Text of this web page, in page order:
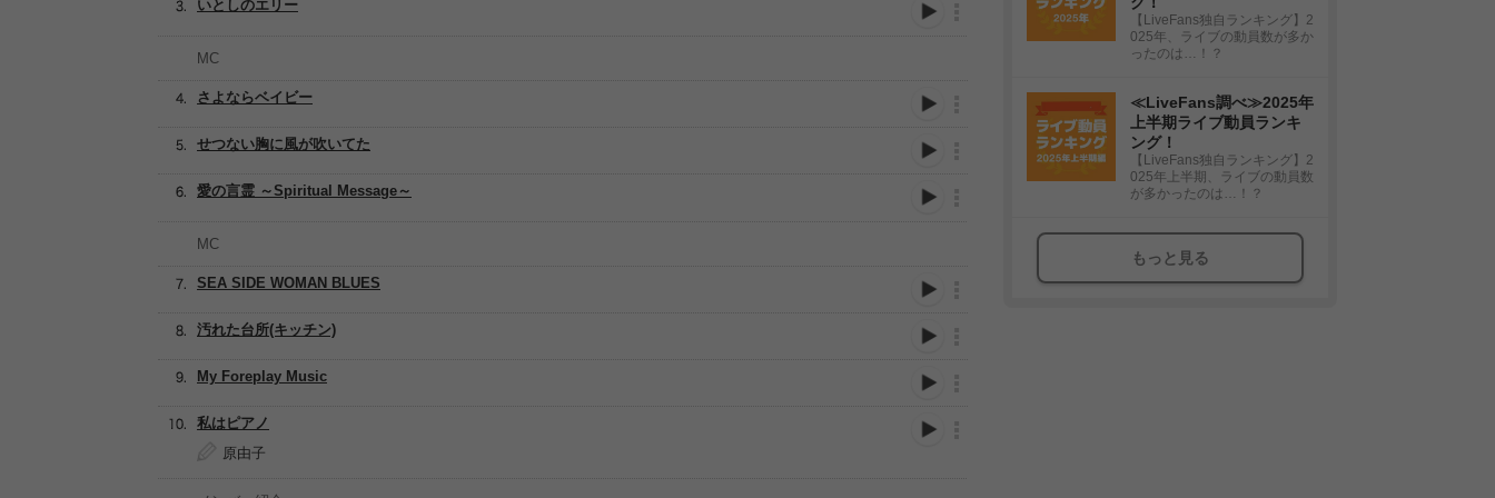
愛の言霊 ～Spiritual Message～
MC
My Foreplay Music
さよならベイビー
いとしのエリー
MC
せつない胸に風が吹いてた
SEA SIDE WOMAN BLUES
汚れた台所(キッチン)
私はピアノ
原由子
【LiveFans独自ランキング】2
025年、ライブの動員数が多か
ったのは…！？
≪LiveFans調べ≫2025年
上半期ライブ動員ランキ
ング！
【LiveFans独自ランキング】2
025年上半期、ライブの動員数
が多かったのは…！？
もっと見る